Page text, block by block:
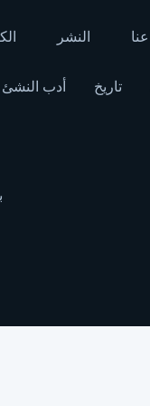
النشر عنا
أدب النشئ تاريخ